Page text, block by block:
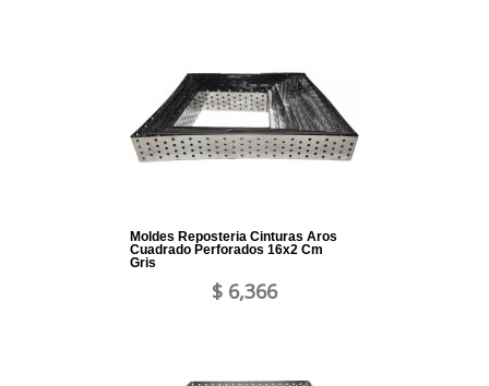
Moldes Reposteria Cinturas Aros
Cuadrado Perforados 16x2 Cm
Gris
$ 6,366